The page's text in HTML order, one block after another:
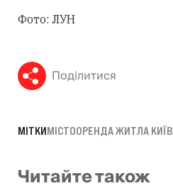
Фото: ЛУН
Поділитися
МІТКИМІСТООРЕНДА ЖИТЛА КИЇВ
Читайте також